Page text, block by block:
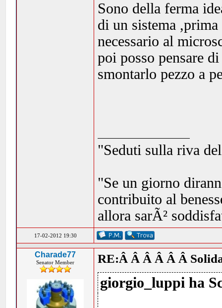
Sono della ferma
di un sistema
necessario al
poi posso pensare
smontarlo pezzo a
"Seduti sulla riva
"Se un giorno
contribuito al
allora sarÃ²
17-02-2012 19:30
Charade77
Senator Member RE:Â Â Â Â Â Â
giorgio_luppi ha